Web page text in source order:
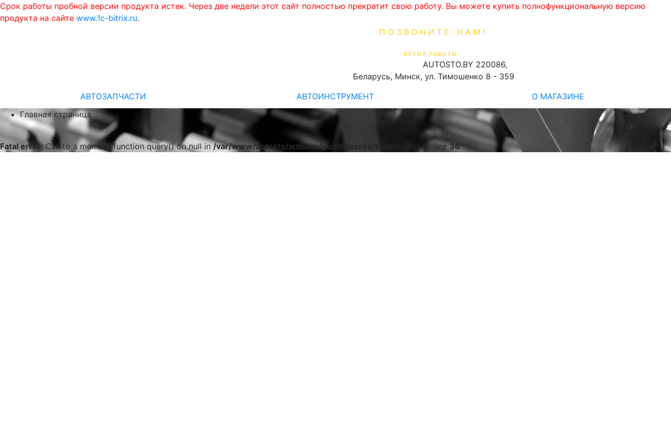
Срок работы пробной версии продукта истек. Через две недели этот сайт полностью прекратит свою работу. Вы можете купить полнофункциональную версию
продукта на сайте www.1c-bitrix.ru.
ПОЗВОНИТЕ НАМ!
ВРЕМЯ РАБОТЫ:
AUTOSTO.BY 220086,
Беларусь, Минск, ул. Тимошенко 8 - 359
АВТОЗАПЧАСТИ АВТОИНСТРУМЕНТ
О МАГАЗИНЕ
Главная страница
Fatal error: Call to a member function query() on null in/var/www/autosto/autosto/local/classes/tecdoc.phpon line36